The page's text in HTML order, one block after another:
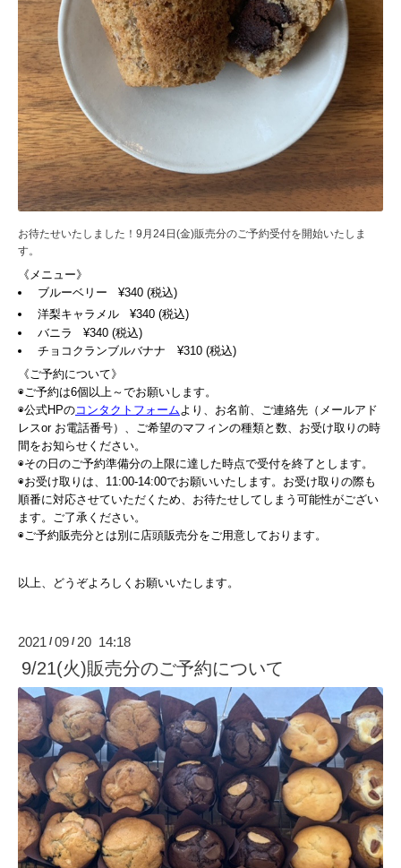
お待たせいたしました！9月24日(金)販売分のご予約受付を開始いたしま
す。
《メニュー》
ブルーベリー ¥340 (税込)
洋梨キャラメル ¥340 (税込)
バニラ ¥340 (税込)
チョコクランブルバナナ ¥310 (税込)
《ご予約について》
◉ご予約は6個以上～でお願いします。
◉公式HPのコンタクトフォームより、お名前、ご連絡先（メールアド
レスor お電話番号）、ご希望のマフィンの種類と数、お受け取りの時
間をお知らせください。
◉その日のご予約準備分の上限に達した時点で受付を終了とします。
◉お受け取りは、11:00-14:00でお願いいたします。お受け取りの際も
順番に対応させていただくため、お待たせしてしまう可能性がござい
ます。ご了承ください。
◉ご予約販売分とは別に店頭販売分をご用意しております。
以上、どうぞよろしくお願いいたします。
2021 /09 /20 14:18
9/21(火)販売分のご予約について